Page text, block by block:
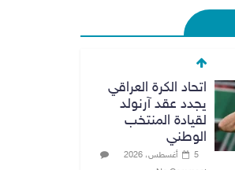
اتحاد الكرة العراقي
يجدد عقد آرنولد
لقيادة المنتخب
الوطني
5 أغسطس، 2026